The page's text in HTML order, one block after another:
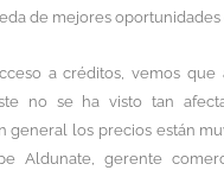
de mejores
a créditos, vemos
no se ha visto tan
general los precios están
Aldunate, gerente